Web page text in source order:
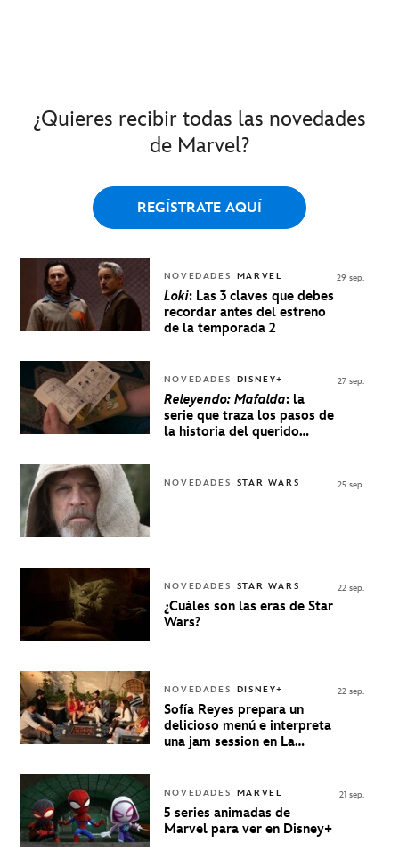
¿Quieres recibir todas las novedades
de Marvel?
REGÍSTRATE AQUÍ
NOVEDADES MARVEL
Loki: Las 3 claves que debes
recordar antes del estreno
de la temporada 2
29 sep.
NOVEDADES DISNEY+
Releyendo: Mafalda: la
serie que traza los pasos de
la historia del querido
27 sep.
NOVEDADES STAR WARS 25 sep.
NOVEDADES STAR WARS
¿Cuáles son las eras de Star
Wars?
22 sep.
NOVEDADES DISNEY+
Sofía Reyes prepara un
delicioso menú e interpreta
una jam session en La
22 sep.
NOVEDADES MARVEL
5 series animadas de
Marvel para ver en Disney+
21 sep.